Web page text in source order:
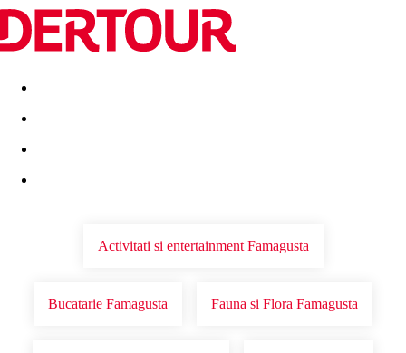
Destinatii Vacanta perfecta OFERTE DE NERATAT
Activitati si entertainment Famagusta
Bucatarie Famagusta Fauna si Flora Famagusta